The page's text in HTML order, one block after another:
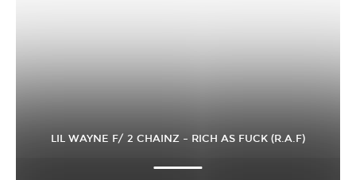
LIL WAYNE F/ 2 CHAINZ – RICH AS FUCK (R.A.F)